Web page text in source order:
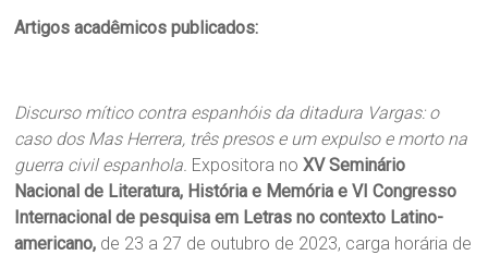
Artigos acadêmicos publicados:
Discurso mítico contra espanhóis da ditadura Vargas: o
caso dos Mas Herrera, três presos e um expulso e morto na
guerra civil espanhola. Expositora noXV Seminário
Nacional de Literatura, História e Memória e VI Congresso
Internacional de pesquisa em Letras no contexto Latino-
americano, de 23 a 27 de outubro de 2023, carga horária de